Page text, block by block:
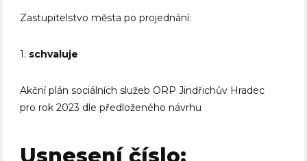
Zastupitelstvo města po projednání:
1. schvaluje
Akční plán sociálních služeb ORP Jindřichův Hradec
pro rok 2023 dle předloženého návrhu